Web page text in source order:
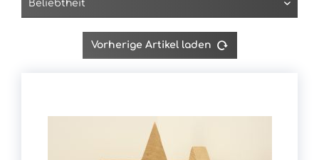
Vorherige Artikel laden